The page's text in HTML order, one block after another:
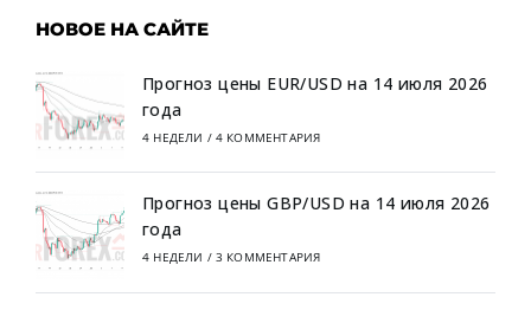
НОВОЕ НА САЙТЕ
Прогноз цены EUR/USD на 14 июля 2026
года
4 НЕДЕЛИ / 4 КОММЕНТАРИЯ
Прогноз цены GBP/USD на 14 июля 2026
года
4 НЕДЕЛИ / 3 КОММЕНТАРИЯ